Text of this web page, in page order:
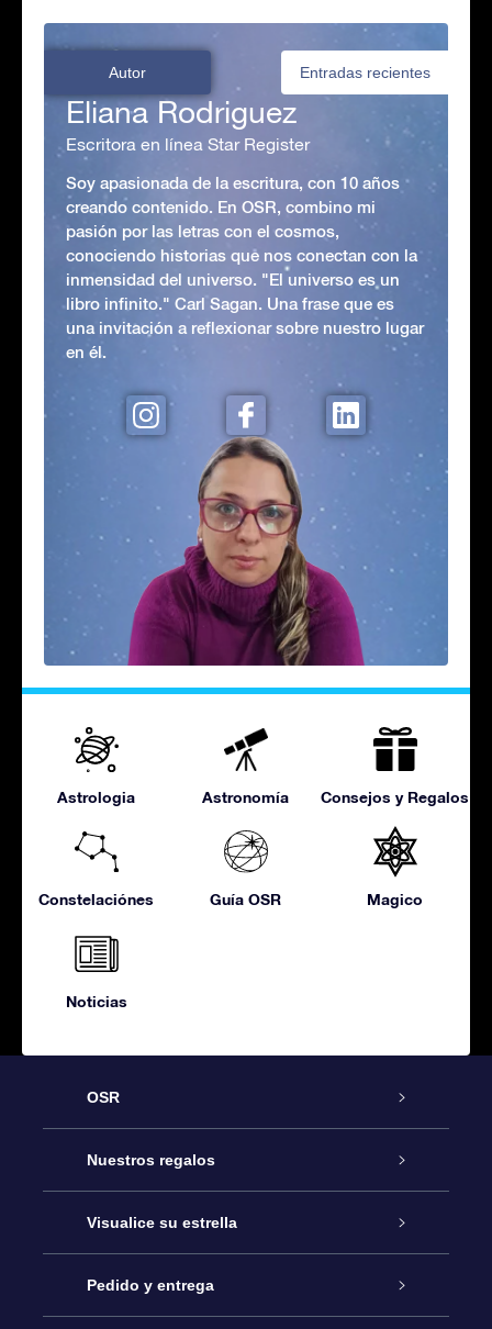
Autor Entradas recientes
Eliana Rodriguez
Escritora en línea Star Register
Soy apasionada de la escritura, con 10 años
creando contenido. En OSR, combino mi
pasión por las letras con el cosmos,
conociendo historias que nos conectan con la
inmensidad del universo. "El universo es un
libro infinito." Carl Sagan. Una frase que es
una invitación a reflexionar sobre nuestro lugar
en él.
Astrologia Astronomía Consejos y Regalos
Constelaciónes Guía OSR Magico
Noticias
OSR
Atención
Contáctanos
Blog
Nuestros regalos
Regalo Estrella Online
Paquete de Regalo OSR
Visualice su estrella
Registro estelar
Pedido y entrega